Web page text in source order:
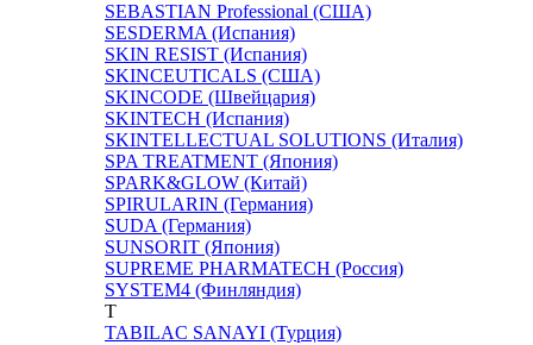
SEBASTIAN Professional (США)
SESDERMA (Испания)
SKIN RESIST (Испания)
SKINCEUTICALS (США)
SKINCODE (Швейцария)
SKINTECH (Испания)
SKINTELLECTUAL SOLUTIONS (Италия)
SPA TREATMENT (Япония)
SPARK&GLOW (Китай)
SPIRULARIN (Германия)
SUDA (Германия)
SUNSORIT (Япония)
SUPREME PHARMATECH (Россия)
SYSTEM4 (Финляндия)
T
TABILAC SANAYI (Турция)